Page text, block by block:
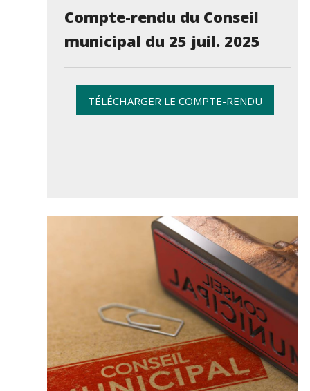
Compte-rendu du Conseil
municipal du 25 juil. 2025
TÉLÉCHARGER LE COMPTE-RENDU